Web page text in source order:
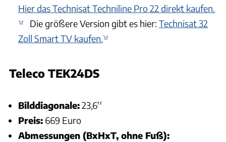
Hier das Technisat Techniline Pro 22 direkt kaufen.
Die größere Version gibt es hier: Technisat 32
Zoll Smart TV kaufen.
Teleco TEK24DS
Bilddiagonale:23,6''
Preis: 669 Euro
Abmessungen (BxHxT, ohne Fuß):